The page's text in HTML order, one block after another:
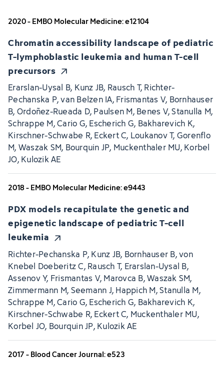
2020 - EMBO Molecular Medicine: e12104
Chromatin accessibility landscape of pediatric
T-lymphoblastic leukemia and human T-cell
precursors
Erarslan-Uysal B, Kunz JB, Rausch T, Richter-
Pechanska P, van Belzen IA, Frismantas V, Bornhauser
B, Ordoñez-Rueada D, Paulsen M, Benes V, Stanulla M,
Schrappe M, Cario G, Escherich G, Bakharevich K,
Kirschner-Schwabe R, Eckert C, Loukanov T, Gorenflo
M, Waszak SM, Bourquin JP, Muckenthaler MU, Korbel
JO, Kulozik AE
2018 - EMBO Molecular Medicine: e9443
PDX models recapitulate the genetic and
epigenetic landscape of pediatric T-cell
leukemia
Richter-Pechanska P, Kunz JB, Bornhauser B, von
Knebel Doeberitz C, Rausch T, Erarslan-Uysal B,
Assenov Y, Frismantas V, Marovca B, Waszak SM,
Zimmermann M, Seemann J, Happich M, Stanulla M,
Schrappe M, Cario G, Escherich G, Bakharevich K,
Kirschner-Schwabe R, Eckert C, Muckenthaler MU,
Korbel JO, Bourquin JP, Kulozik AE
2017 - Blood Cancer Journal: e523